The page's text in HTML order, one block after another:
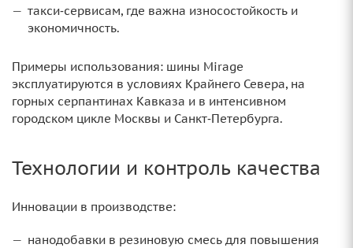
такси‑сервисам, где важна износостойкость и
экономичность.
Примеры использования: шины Mirage
эксплуатируются в условиях Крайнего Севера, на
горных серпантинах Кавказа и в интенсивном
городском цикле Москвы и Санкт‑Петербурга.
Технологии и контроль качества
Инновации в производстве:
нанодобавки в резиновую смесь для повышения